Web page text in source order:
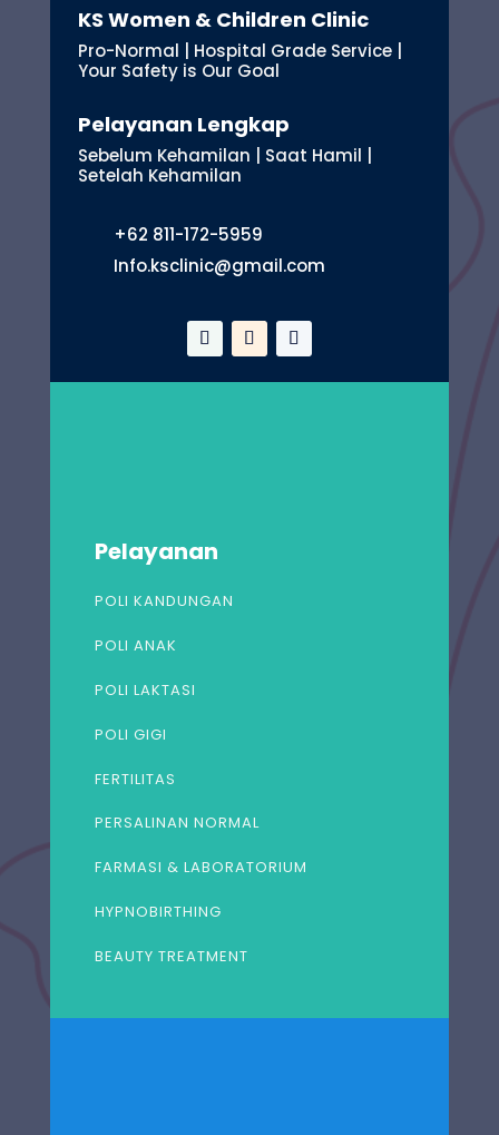
KS Women & Children Clinic
Pro-Normal | Hospital Grade Service |
Your Safety is Our Goal
Pelayanan Lengkap
Sebelum Kehamilan | Saat Hamil |
Setelah Kehamilan
+62 811-172-5959
Info.ksclinic@gmail.com
Pelayanan
POLI KANDUNGAN
POLI ANAK
POLI LAKTASI
POLI GIGI
FERTILITAS
PERSALINAN NORMAL
FARMASI & LABORATORIUM
HYPNOBIRTHING
BEAUTY TREATMENT